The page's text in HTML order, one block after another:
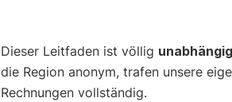
Dieser Leitfaden ist völlig unabhängig
die Region anonym, trafen unsere
Rechnungen vollständig.